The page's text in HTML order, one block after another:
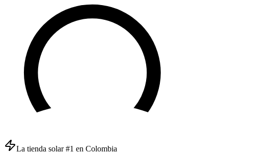
La tienda solar #1 en Colombia